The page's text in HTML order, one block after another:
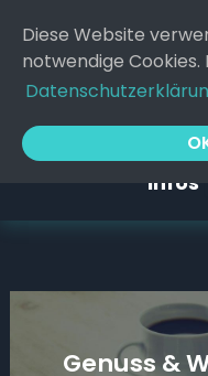
Diese Website
notwendige Cookies.
Inhalt
springen
Infos
Genuss &